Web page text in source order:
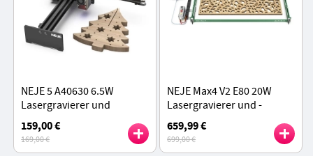
NEJE 5 A40630 6.5W
Lasergravierer und
Schneidegerät,
170*180mm
Arbeitsbereich, Vollmetall
159,00 €
169,00 €
NEJE Max4 V2 E80 20W
Lasergravierer und -
schneider, motorisierte Z-
Achse, 1000 mm/s hohe
Geschwindigkeit, 750 x 460
659,99 €
699,00 €